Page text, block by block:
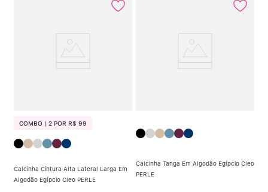
COMBO | 2 POR R$ 99
Calcinha Cintura Alta Lateral Larga Em
Algodão Egípcio Cleo PERLE
Calcinha Tanga Em Algodão Egípcio Cleo
PERLE